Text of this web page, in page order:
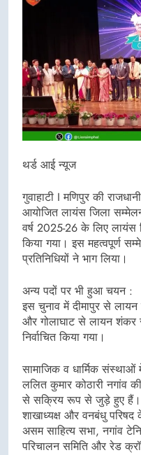
थर्ड आई न्यूज
गुवाहाटी I मणिपुर की
आयोजित लायंस जिला
वर्ष 2025-26 के लिए लायंस
किया गया। इस महत्वपूर्ण
प्रतिनिधियों ने भाग लिया।
अन्य पदों पर भी हुआ चयन :
इस चुनाव में दीमापुर से लायन
और गोलाघाट से लायन शंकर
निर्वाचित किया गया।
सामाजिक व धार्मिक
ललित कुमार कोठारी नगांव
से सक्रिय रूप से जुड़े हुए हैं।
शाखाध्यक्ष और वनबंधु
असम साहित्य सभा, नगांव
परिचालन समिति और रेड